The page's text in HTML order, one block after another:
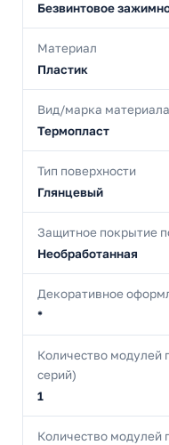
Безвинтовое
Материал
Пластик
Вид/марка материала
Термопласт
Тип поверхности
Глянцевый
Защитное покрытие
Необработанная
Декоративное
*
Количество модулей
серий)
1
Количество модулей